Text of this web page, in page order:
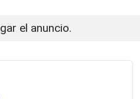
el anuncio.